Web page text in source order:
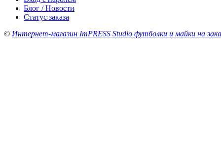
Блог / Новости
Статус заказа
© Интернет-магазин ImPRESS Studio футболки и майки на